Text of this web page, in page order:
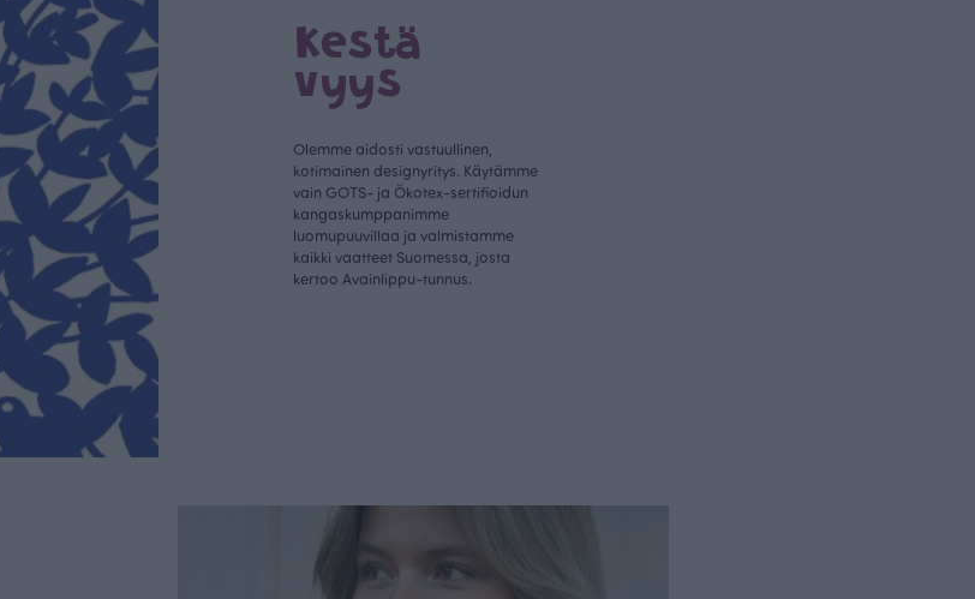
Kestä
vyys
Olemme aidosti vastuullinen,
kotimainen designyritys. Käytämme
vain GOTS- ja Ökotex-sertifioidun
kangaskumppanimme
luomupuuvillaa ja valmistamme
kaikki vaatteet Suomessa, josta
kertoo Avainlippu-tunnus.